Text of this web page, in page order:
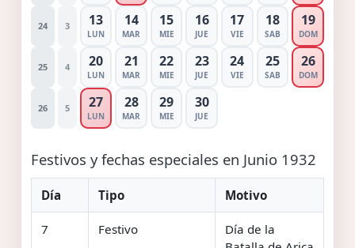
24 3 13
LUN
14
MAR
15
MIE
16
JUE
17
VIE
18
SAB
19
DOM
25 4 20
LUN
21
MAR
22
MIE
23
JUE
24
VIE
25
SAB
26
DOM
26 5 27
LUN
28
MAR
29
MIE
30
JUE
Festivos y fechas especiales en Junio 1932
Día Tipo Motivo
7 Festivo
Día de la